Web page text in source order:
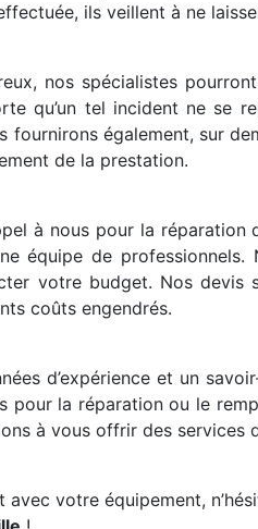
ils veillent à ne
nos spécialistes
qu’un tel incident ne se
fournirons également, sur
de la prestation.
à nous pour la réparation
équipe de
votre budget. Nos devis
coûts engendrés.
d’expérience et un
pour la réparation ou le
à vous offrir des services
avec votre équipement,